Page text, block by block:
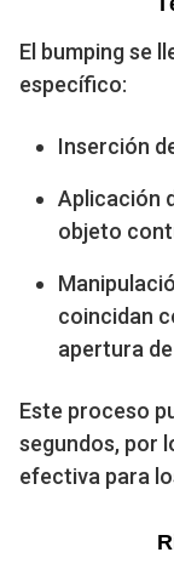
El bumping se
específico:
Inserción
Aplicación
objeto
coincidan
apertura
Este proceso
segundos, por
efectiva para